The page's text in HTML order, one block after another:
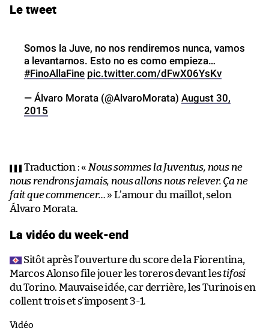
Le tweet
Somos la Juve, no nos rendiremos nunca, vamos
a levantarnos. Esto no es como empieza…
#FinoAllaFine pic.twitter.com/dFwX06YsKv
— Álvaro Morata (@AlvaroMorata) August 30,
2015
Traduction : « Nous sommes la Juventus, nous ne
nous rendrons jamais, nous allons nous relever. Ça ne
fait que commencer… » L’amour du maillot, selon
Álvaro Morata.
La vidéo du week-end
Sitôt après l’ouverture du score de la Fiorentina,
Marcos Alonso file jouer les toreros devant lestifosi
du Torino. Mauvaise idée, car derrière, les Turinois en
collent trois et s’imposent 3-1.
Vidéo